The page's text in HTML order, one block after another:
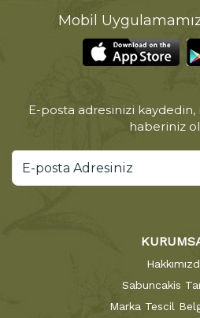
Mobil
E-posta adresinizi
haberiniz
Sabuncakis
Marka Tescil